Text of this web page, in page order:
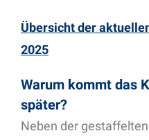
Übersicht der
2025
Warum kommt das
später?
Neben der